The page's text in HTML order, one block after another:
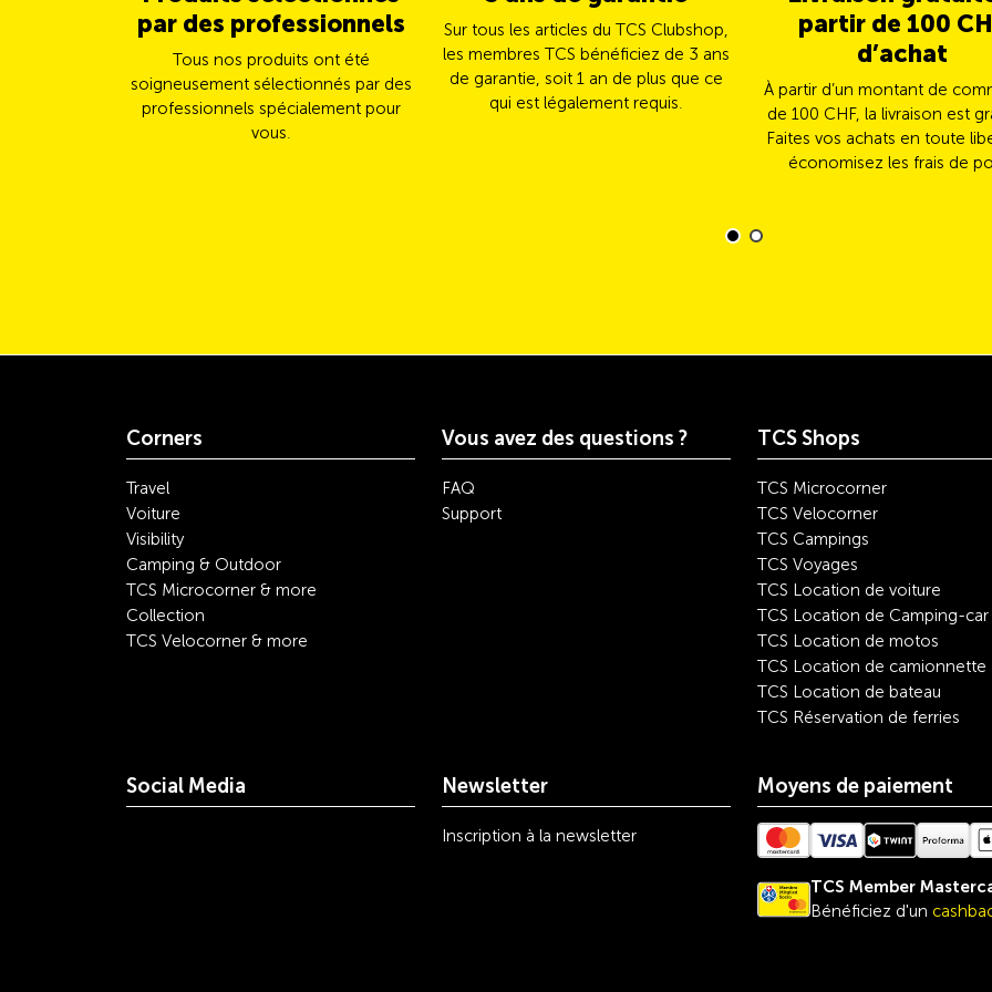
par des professionnels
Tous nos produits ont été
soigneusement sélectionnés par des
professionnels spécialement pour
vous.
Sur tous les articles du TCS Clubshop,
les membres TCS bénéficiez de 3 ans
de garantie, soit 1 an de plus que ce
qui est légalement requis.
partir de 100
d’achat
À partir d’un montant de
de 100 CHF, la livraison est
Faites vos achats en toute
économisez les frais de
Corners
Travel
Voiture
Visibility
Camping & Outdoor
TCS Microcorner & more
Collection
TCS Velocorner & more
Vous avez des questions ?
FAQ
Support
TCS Shops
TCS Microcorner
TCS Velocorner
TCS Campings
TCS Voyages
TCS Location de voiture
TCS Location de Camping-car
TCS Location de motos
TCS Location de camionnette
TCS Location de bateau
TCS Réservation de ferries
Social Media Newsletter
Inscription à la newsletter
Moyens de paiement
TCS Member
Bénéficiez d'un